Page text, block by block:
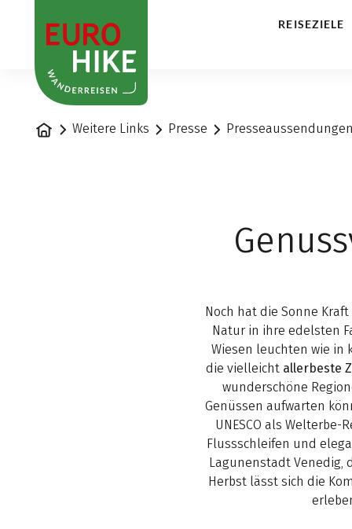
REISEZIELE
StartseiteWeitere Links Presse
Noch hat die Sonne
Natur in ihre edelsten
Wiesen leuchten wie in
die vielleicht allerbeste
wunderschöne
Genüssen aufwarten
UNESCO als
Flussschleifen und
Lagunenstadt Venedig,
Herbst lässt sich die